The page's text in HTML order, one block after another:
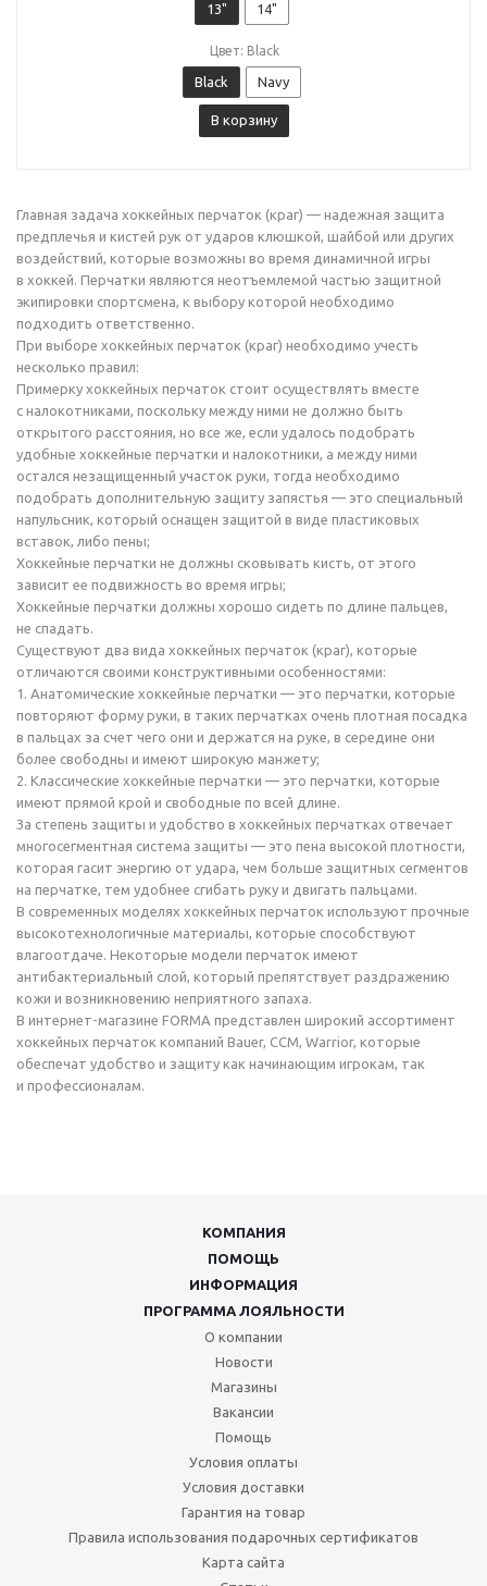
13" 14"
Цвет: Black
Black Navy
В корзину
Главная задача хоккейных перчаток (краг) — надежная защита
предплечья и кистей рук от ударов клюшкой, шайбой или других
воздействий, которые возможны во время динамичной игры
в хоккей. Перчатки являются неотъемлемой частью защитной
экипировки спортсмена, к выбору которой необходимо
подходить ответственно.
При выборе хоккейных перчаток (краг) необходимо учесть
несколько правил:
Примерку хоккейных перчаток стоит осуществлять вместе
с налокотниками, поскольку между ними не должно быть
открытого расстояния, но все же, если удалось подобрать
удобные хоккейные перчатки и налокотники, а между ними
остался незащищенный участок руки, тогда необходимо
подобрать дополнительную защиту запястья — это специальный
напульсник, который оснащен защитой в виде пластиковых
вставок, либо пены;
Хоккейные перчатки не должны сковывать кисть, от этого
зависит ее подвижность во время игры;
Хоккейные перчатки должны хорошо сидеть по длине пальцев,
не спадать.
Существуют два вида хоккейных перчаток (краг), которые
отличаются своими конструктивными особенностями:
1. Анатомические хоккейные перчатки — это перчатки, которые
повторяют форму руки, в таких перчатках очень плотная посадка
в пальцах за счет чего они и держатся на руке, в середине они
более свободны и имеют широкую манжету;
2. Классические хоккейные перчатки — это перчатки, которые
имеют прямой крой и свободные по всей длине.
За степень защиты и удобство в хоккейных перчатках отвечает
многосегментная система защиты — это пена высокой плотности,
которая гасит энергию от удара, чем больше защитных сегментов
на перчатке, тем удобнее сгибать руку и двигать пальцами.
В современных моделях хоккейных перчаток используют прочные
высокотехнологичные материалы, которые способствуют
влагоотдаче. Некоторые модели перчаток имеют
антибактериальный слой, который препятствует раздражению
кожи и возникновению неприятного запаха.
В интернет-магазине FORMA представлен широкий ассортимент
хоккейных перчаток компаний Bauer, CCM, Warrior, которые
обеспечат удобство и защиту как начинающим игрокам, так
и профессионалам.
КОМПАНИЯ
ПОМОЩЬ
ИНФОРМАЦИЯ
ПРОГРАММА ЛОЯЛЬНОСТИ
О компании
Новости
Магазины
Вакансии
Помощь
Условия оплаты
Условия доставки
Гарантия на товар
Правила использования подарочных сертификатов
Карта сайта